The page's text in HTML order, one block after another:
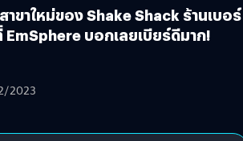
ขาใหม่ของ Shake Shack ร้านเบอร์
บอกเลยเบียร์ดีมาก!
2023